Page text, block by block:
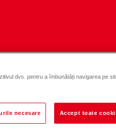
dvs. pentru a îmbunătăți navigarea pe
necesare Accept toate